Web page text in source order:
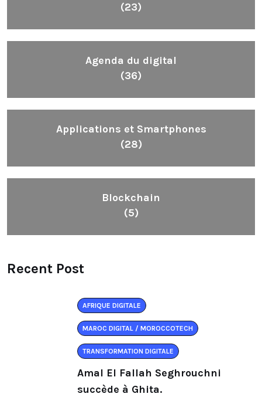
(23)
Agenda du digital
(36)
Applications et Smartphones
(28)
Blockchain
(5)
Recent Post
AFRIQUE DIGITALE
MAROC DIGITAL / MOROCCOTECH
TRANSFORMATION DIGITALE
Amal El Fallah Seghrouchni
succède à Ghita.